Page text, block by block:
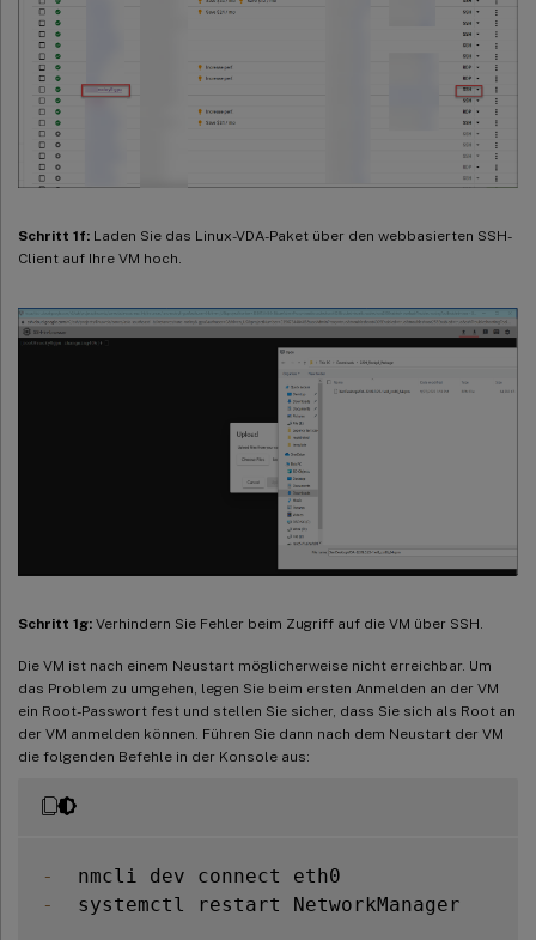
Schritt 1f: Laden Sie das Linux-VDA-Paket über den webbasierten SSH-
Client auf Ihre VM hoch.
Schritt 1g: Verhindern Sie Fehler beim Zugriff auf die VM über SSH.
Die VM ist nach einem Neustart möglicherweise nicht erreichbar. Um
das Problem zu umgehen, legen Sie beim ersten Anmelden an der VM
ein Root-Passwort fest und stellen Sie sicher, dass Sie sich als Root an
der VM anmelden können. Führen Sie dann nach dem Neustart der VM
die folgenden Befehle in der Konsole aus:
-
-
  systemctl restart NetworkManager